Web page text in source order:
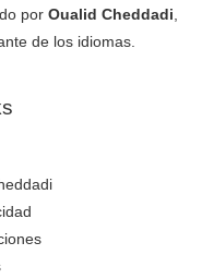
por Oualid Cheddadi
de los idiomas.